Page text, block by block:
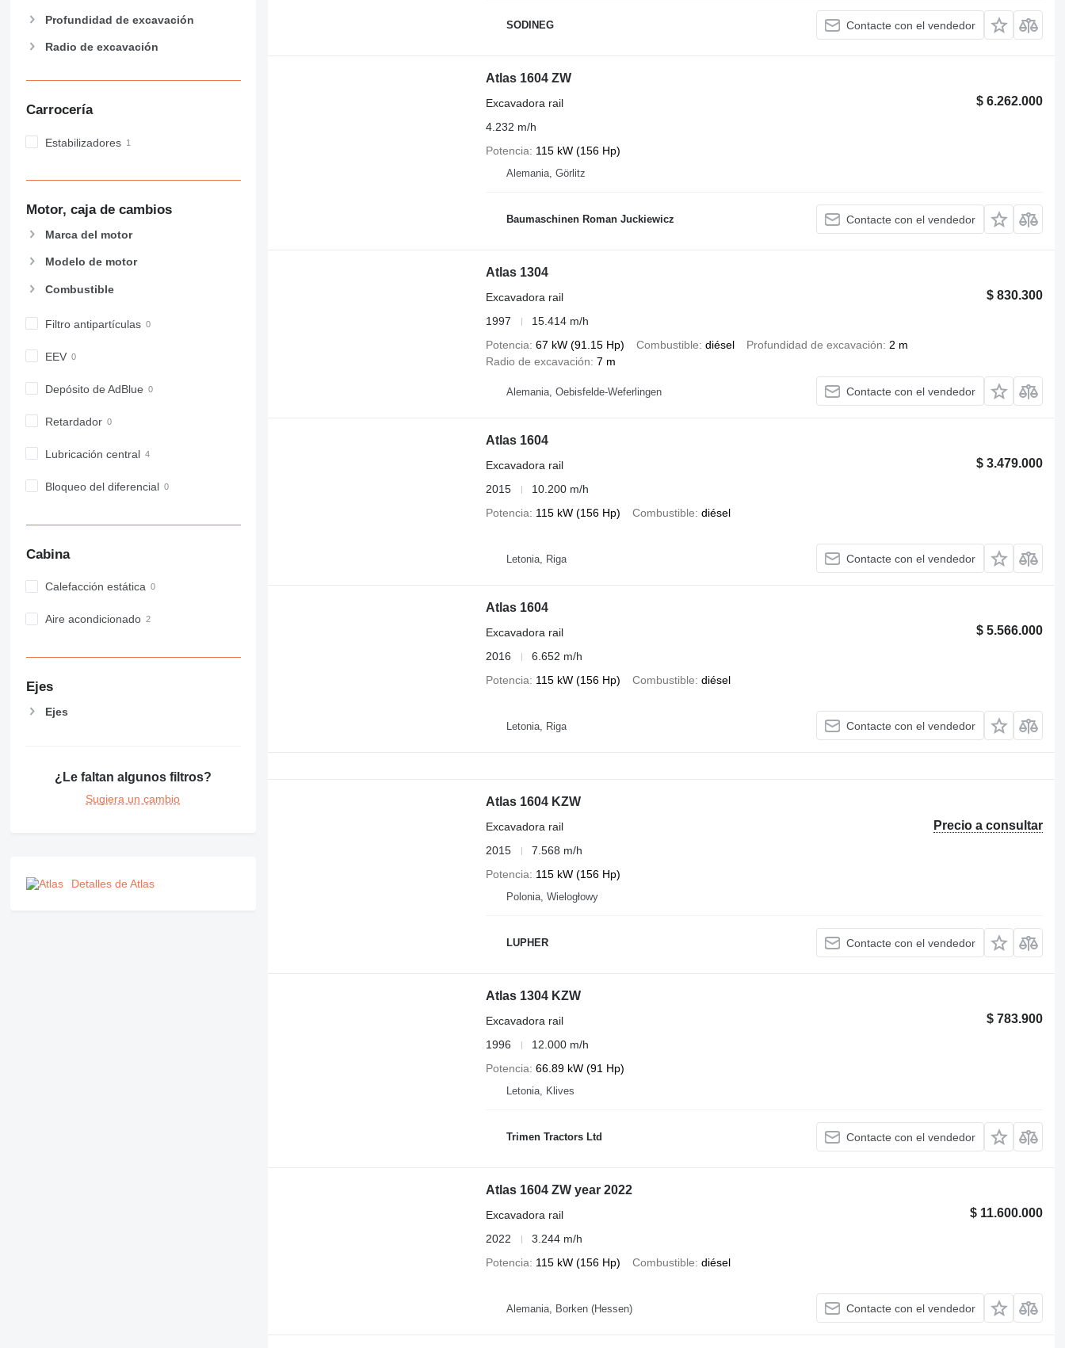
Profundidad de excavación
Radio de excavación
Carrocería
Estabilizadores
Motor, caja de cambios
Marca del motor
Modelo de motor
Combustible
Filtro antipartículas
EEV
Depósito de AdBlue
Retardador
Lubricación central
Bloqueo del diferencial
Cabina
Calefacción estática
Aire acondicionado
Ejes
Ejes
¿Le faltan algunos filtros?
Sugiera un cambio
Detalles de Atlas
SODINEG Contacte con el vendedor
Atlas 1604 ZW
$ 6.262.000
Excavadora rail
4.232 m/h
Potencia 115 kW (156 Hp)
Alemania, Görlitz
Baumaschinen Roman Juckiewicz Contacte con el vendedor
Atlas 1304
$ 830.300
Excavadora rail
1997
15.414 m/h
Potencia 67 kW (91.15 Hp) Combustible diésel Profundidad de excavación 2 m
Radio de excavación 7 m
Alemania, Oebisfelde-Weferlingen Contacte con el vendedor
Atlas 1604
$ 3.479.000
Excavadora rail
2015
10.200 m/h
Potencia 115 kW (156 Hp) Combustible diésel
Letonia, Riga Contacte con el vendedor
Atlas 1604
$ 5.566.000
Excavadora rail
2016
6.652 m/h
Potencia 115 kW (156 Hp) Combustible diésel
Letonia, Riga Contacte con el vendedor
Atlas 1604 KZW
Precio a consultar
Excavadora rail
2015
7.568 m/h
Potencia
115 kW (156 Hp)
Polonia, Wielogłowy
LUPHER Contacte con el vendedor
Atlas 1304 KZW
$ 783.900
Excavadora rail
1996
12.000 m/h
Potencia 66.89 kW (91 Hp)
Letonia, Klives
Trimen Tractors Ltd Contacte con el vendedor
Atlas 1604 ZW year 2022
$ 11.600.000
Excavadora rail
2022
3.244 m/h
Potencia
115 kW (156 Hp) Combustible diésel
Alemania, Borken (Hessen) Contacte con el vendedor